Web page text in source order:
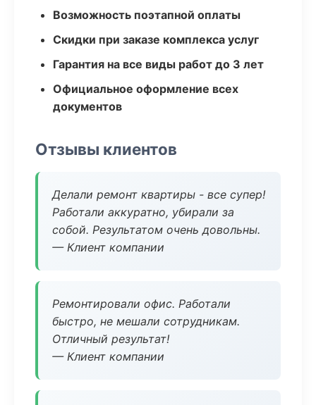
Возможность поэтапной оплаты
Скидки при заказе комплекса услуг
Гарантия на все виды работ до 3 лет
Официальное оформление всех
документов
Отзывы клиентов
Делали ремонт квартиры - все супер!
Работали аккуратно, убирали за
собой. Результатом очень довольны.
— Клиент компании
Ремонтировали офис. Работали
быстро, не мешали сотрудникам.
Отличный результат!
— Клиент компании